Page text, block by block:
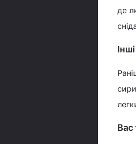
де
Вас